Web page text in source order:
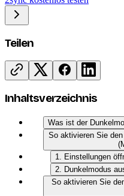
Teilen
Inhaltsverzeichnis
Was ist der
So aktivieren Sie
1. Einstellungen
2. Dunkelmodus
So aktivieren Sie